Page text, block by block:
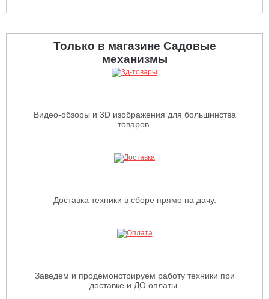
Только в магазине Садовые
механизмы
Видео-обзоры и 3D изображения для большинства
товаров.
Доставка техники в сборе прямо на дачу.
Заведем и продемонстрируем работу техники при
доставке и ДО оплаты.